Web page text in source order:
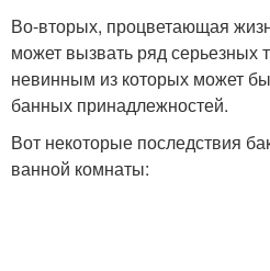
Во-вторых, процветающая
может вызвать ряд серьезных
невинным из которых может
банных принадлежностей.
Вот некоторые последствия
ванной комнаты: